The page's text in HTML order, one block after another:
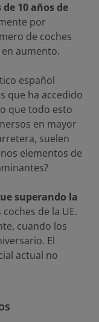
10 años de
por
de coches
aumento.
español
que ha accedido
que todo esto
en mayor
suelen
elementos de
superando la
de la UE.
cuando los
El
actual no